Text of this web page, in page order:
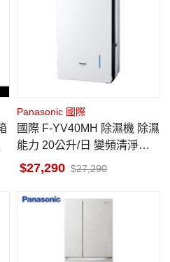
Panasonic 國際
國際 F-YV40MH 除濕機 除濕
能力 20公升/日 變頻清淨型 n
anoe™ X健康科技
27,290 27,290